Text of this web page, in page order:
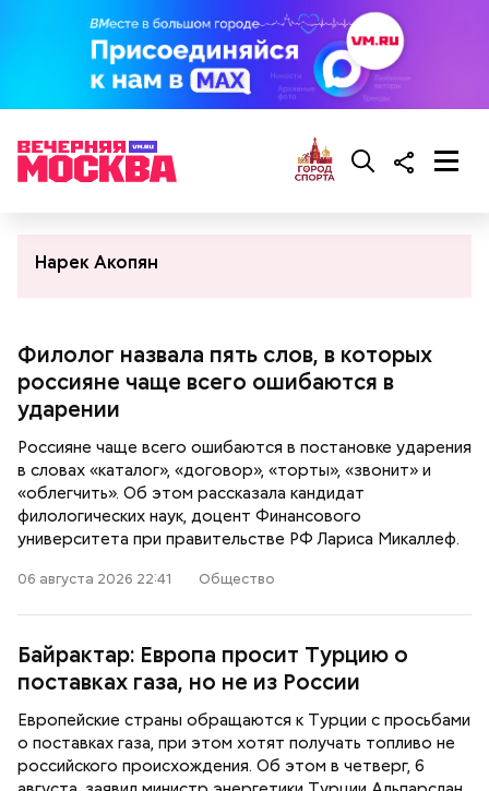
Нарек Акопян
Филолог назвала пять слов, в которых
россияне чаще всего ошибаются в
ударении
Россияне чаще всего ошибаются в постановке ударения
в словах «каталог», «договор», «торты», «звонит» и
«облегчить». Об этом рассказала кандидат
филологических наук, доцент Финансового
университета при правительстве РФ Лариса Микаллеф.
06 августа 2026 22:41 Общество
Байрактар: Европа просит Турцию о
поставках газа, но не из России
Европейские страны обращаются к Турции с просьбами
о поставках газа, при этом хотят получать топливо не
российского происхождения. Об этом в четверг, 6